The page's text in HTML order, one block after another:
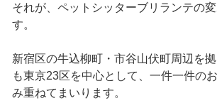
それが、ペットシッターブリランテの
す。
新宿区の牛込柳町・市谷山伏町周辺を
も東京23区を中心として、一件一件の
み重ねてまいります。